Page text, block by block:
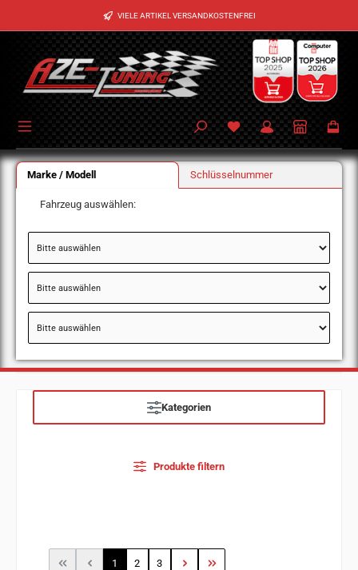
Zum Hauptinhalt springen VIELE ARTIKEL VERSANDKOSTENFREI
Marke / Modell Schlüsselnummer
Fahrzeug auswählen:
Kategorien
Produkte filtern
Seite
1 Seite
2 Seite
3